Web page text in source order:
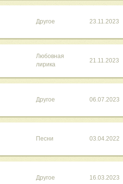
Другое 23.11.2023
Любовная
лирика
21.11.2023
Другое 06.07.2023
Песни 03.04.2022
Другое 16.03.2023